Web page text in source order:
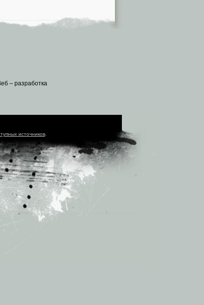
– разработка
источников.